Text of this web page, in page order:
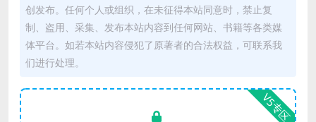
创发布。任何个人或组织，在未征得本站同意时，禁止复
制、盗用、采集、发布本站内容到任何网站、书籍等各类媒
体平台。如若本站内容侵犯了原著者的合法权益，可联系我
们进行处理。
V5专区